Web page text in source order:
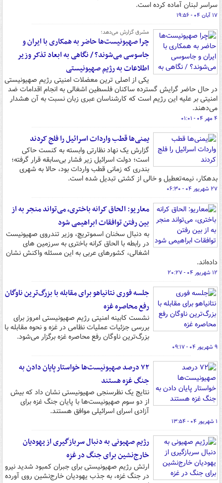
سراسر لبنان آماده کرده است.
۱۷ آبان ۰۴ - ۱۹:۵۶
مشرق گزارش می‌دهد؛
چرا صهیونیست‌ها حاضر به همکاری با ایران و
جاسوسی می‌شوند؟ / نگاهی به ابعاد تذکر وزیر
اطلاعات به رژیم صهیونیستی
یکی از اصلی ترین معضلات امنیتی رژیم صهیونیستی
در حال حاضر گرایش گسترده ساکنان فلسطین اشغالی به انجام اقدامات ضد
امنیتی بر علیه این رژیم است که کارشناسان عبری زبان نسبت به آن هشدار
می‌دهند.
۴ مهر ۰۴ - ۰۱:۰۱
یمنی‌ها قطب واردات اسرائیل را فلج کردند
گزارش یک نهاد نظارتی وابسته به کنست حاکی
است؛‌ دولت اسرائیل زیر فشار بی‌سابقه قرار گرفته؛
بندری که زمانی قطب واردات بود، حالا به شهری
بدهکار، نیمه‌تعطیل و خالی از کشتی تبدیل شده است.
۲۷ شهریور ۰۴ - ۰۶:۳۰
معاریو: الحاق کرانه باختری، می‌تواند منجر به از
بین رفتن توافقات ابراهیمی شود
به دنبال سخنان اسموتریچ، وزیر تندروی صهیونیست
در رابطه با الحاق کرانه باختری به سرزمین های
اشغالی، کشورهای عربی به این مسئله واکنش نشان
داده‌اند.
۱۲ شهریور ۰۴ - ۲۰:۲۷
جلسه فوری نتانیاهو برای مقابله با بزرگ‌ترین ناوگان
رفع محاصره غزه
نشست کابینه امنیتی رژیم صهیونیستی امروز برای
بررسی جزئیات عملیات نظامی در غزه و نحوه مقابله با
بزرگ‌ترین ناوگان رفع محاصره غزه برگزار می‌شود.
۹ شهریور ۰۴ - ۰۹:۱۷
۷۲ درصد صهیونیست‌ها خواستار پایان دادن به
جنگ غزه هستند
نتایج یک نظرسنجی صهیونیستی نشان داد که بیش
از دو سوم صهیونیست‌ها با پایان جنگ غزه برای
آزادی اسرای اسرائیلی موافق هستند.
۱ شهریور ۰۴ - ۱۳:۵۴
رژیم صهیونی به دنبال سربازگیری از یهودیان
خارج‌نشین برای جنگ در غزه
ارتش رژیم صهیونیستی برای جبران کمبود شدید نیرو
در جنگ غزه، به جذب یهودیان خارج‌نشین روی آورده